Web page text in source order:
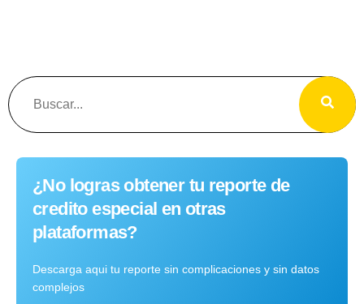
¿No logras obtener tu reporte de
credito especial en otras
plataformas?
Descarga aqui tu reporte sin complicaciones y sin datos
complejos